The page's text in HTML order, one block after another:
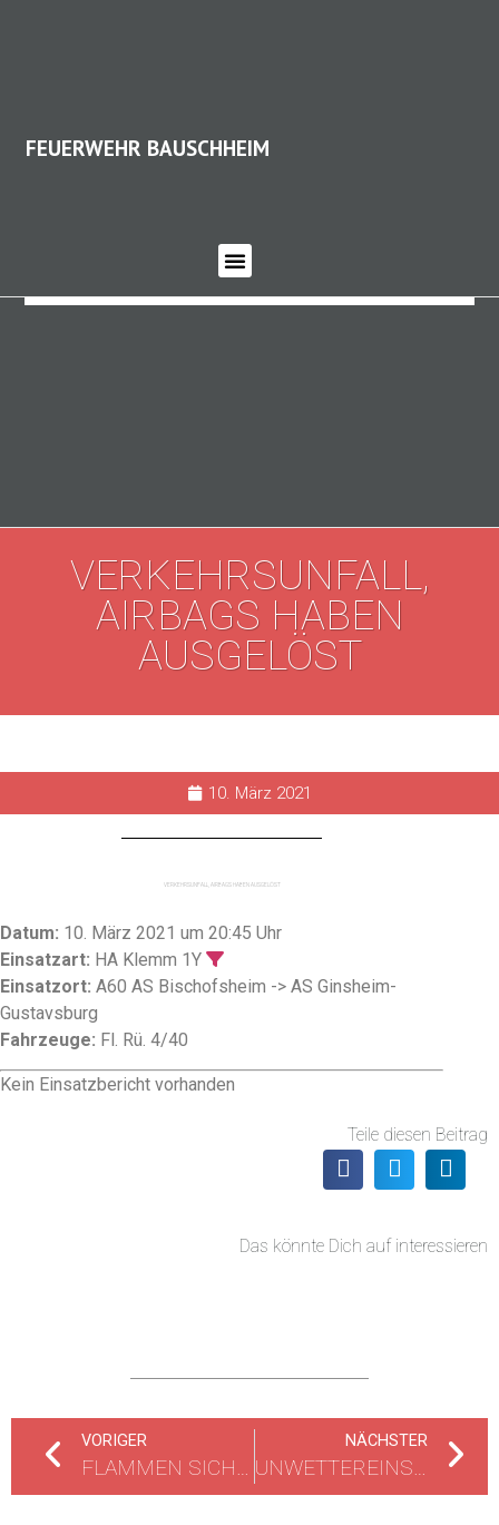
FEUERWEHR BAUSCHHEIM
VERKEHRSUNFALL,
AIRBAGS HABEN
AUSGELÖST
10. März 2021
VERKEHRSUNFALL, AIRBAGS HABEN AUSGELÖST
Datum: 10. März 2021 um 20:45 Uhr
Einsatzart: HA Klemm 1Y
Einsatzort: A60 AS Bischofsheim -> AS Ginsheim-
Gustavsburg
Fahrzeuge: Fl. Rü. 4/40
Kein Einsatzbericht vorhanden
Teile diesen Beitrag
Das könnte Dich auf interessieren
VORIGER
FLAMMEN SICHTBAR, RIECHT VERBRANNT, VERMUTLICH 1 PERSON IM 1.OG
NÄCHSTER
UNWETTEREINSÄTZE